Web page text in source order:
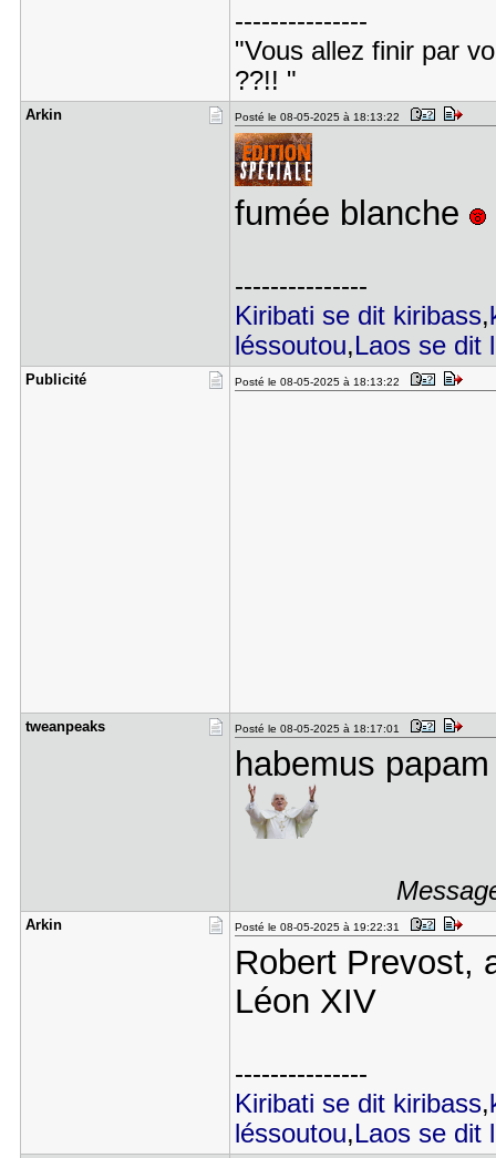
---------------
"Vous allez finir par
??!! "
Arkin Posté le 08-05-2025 à 18:13:22
fumée blanche
---------------
Kiribati se dit kiribass,
léssoutou,Laos se dit
Publicité Posté le 08-05-2025 à 18:13:22
tweanpeaks Posté le 08-05-2025 à 18:17:01
habemus papam
Arkin Posté le 08-05-2025 à 19:22:31
Robert Prevost,
Léon XIV
---------------
Kiribati se dit kiribass,
léssoutou,Laos se dit